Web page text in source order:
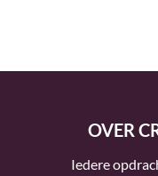
OVER
Iedere